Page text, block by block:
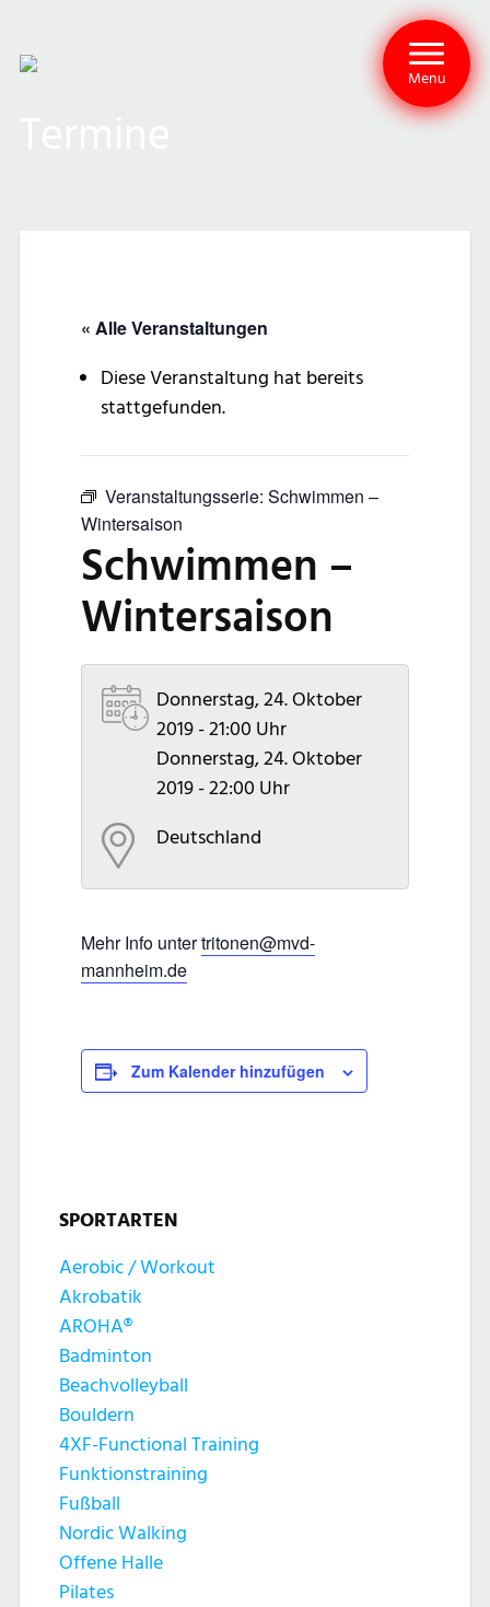
Menu
« Alle Veranstaltungen
Diese Veranstaltung hat bereits
stattgefunden.
Veranstaltungsserie: Schwimmen –
Wintersaison
Schwimmen –
Wintersaison
Donnerstag, 24. Oktober
2019 - 21:00 Uhr
Donnerstag, 24. Oktober
2019 - 22:00 Uhr
Deutschland
Mehr Info untertritonen@mvd-
mannheim.de
Zum Kalender hinzufügen
SPORTARTEN
Aerobic / Workout
Akrobatik
AROHA®
Badminton
Beachvolleyball
Bouldern
4XF-Functional Training
Funktionstraining
Fußball
Nordic Walking
Offene Halle
Pilates